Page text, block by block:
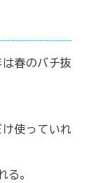
春のバチ抜
使っていれ
る。